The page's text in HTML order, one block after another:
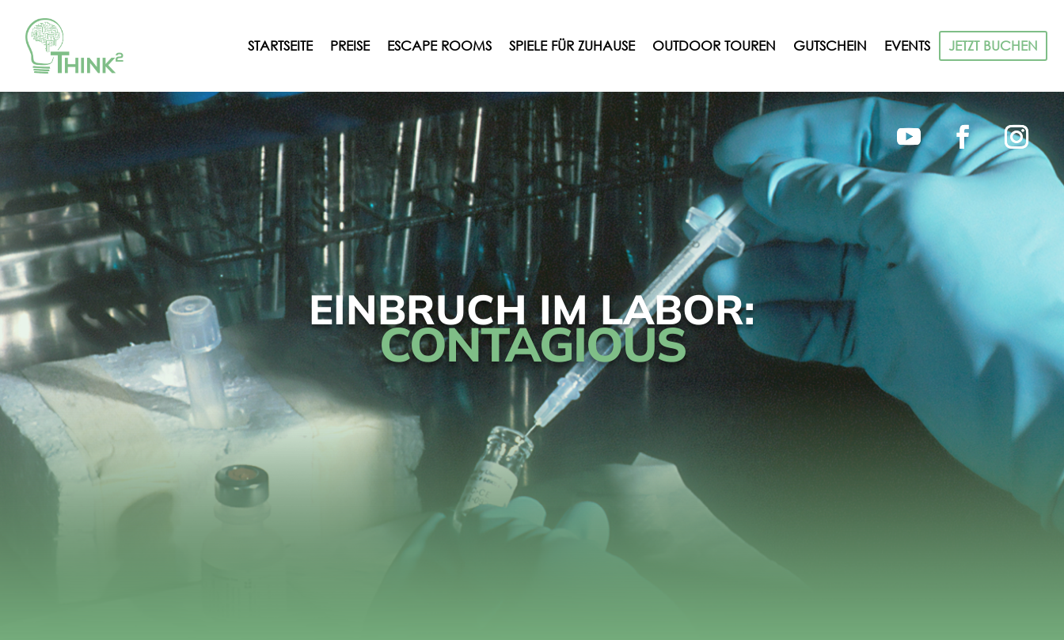
STARTSEITE PREISE ESCAPE ROOMS SPIELE FÜR ZUHAUSE OUTDOOR TOUREN GUTSCHEIN EVENTS JETZT BUCHEN
EINBRUCH IM LABOR:
CONTAGIOUS